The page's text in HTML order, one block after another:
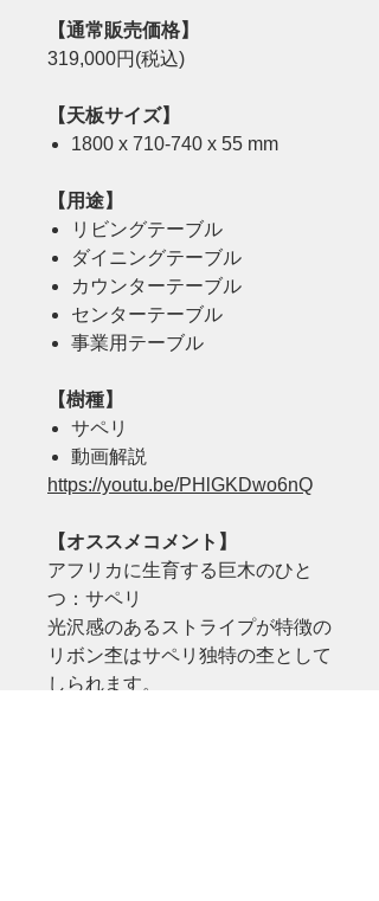
【通常販売価格】
319,000円(税込)
【天板サイズ】
1800 x 710-740 x 55 mm
【用途】
リビングテーブル
ダイニングテーブル
カウンターテーブル
センターテーブル
事業用テーブル
【樹種】
サペリ
動画解説
https://youtu.be/PHlGKDwo6nQ
【オススメコメント】
アフリカに生育する巨木のひと
つ：サペリ
光沢感のあるストライプが特徴の
リボン杢はサペリ独特の杢として
しられます。